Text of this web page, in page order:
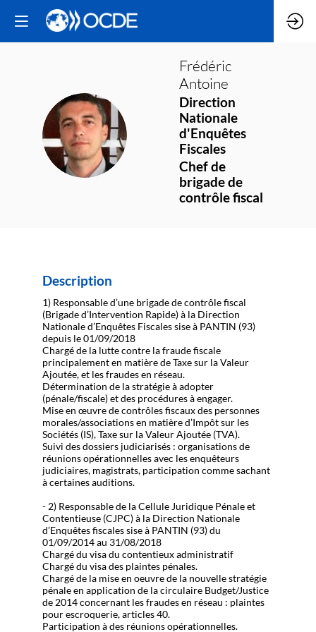
FA
Frédéric
Antoine
Direction
Nationale
d'Enquêtes
Fiscales
Chef de
brigade de
contrôle fiscal
Description
1) Responsable d’une brigade de contrôle fiscal
(Brigade d’Intervention Rapide) à la Direction
Nationale d’Enquêtes Fiscales sise à PANTIN (93)
depuis le 01/09/2018
Chargé de la lutte contre la fraude fiscale
principalement en matière de Taxe sur la Valeur
Ajoutée, et les fraudes en réseau.
Détermination de la stratégie à adopter
(pénale/fiscale) et des procédures à engager.
Mise en œuvre de contrôles fiscaux des personnes
morales/associations en matière d’Impôt sur les
Sociétés (IS), Taxe sur la Valeur Ajoutée (TVA).
Suivi des dossiers judiciarisés : organisations de
réunions opérationnelles avec les enquêteurs
judiciaires, magistrats, participation comme sachant
à certaines auditions.
- 2) Responsable de la Cellule Juridique Pénale et
Contentieuse (CJPC) à la Direction Nationale
d’Enquêtes fiscales sise à PANTIN (93) du
01/09/2014 au 31/08/2018
Chargé du visa du contentieux administratif
Chargé du visa des plaintes pénales.
Chargé de la mise en oeuvre de la nouvelle stratégie
pénale en application de la circulaire Budget/Justice
de 2014 concernant les fraudes en réseau : plaintes
pour escroquerie, articles 40.
Participation à des réunions opérationnelles.